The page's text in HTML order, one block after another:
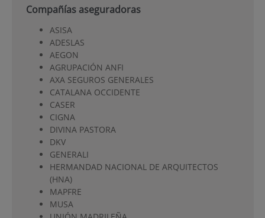
Compañías aseguradoras
ASISA
ADESLAS
AEGON
AGRUPACIÓN ANFI
AXA SEGUROS GENERALES
CATALANA OCCIDENTE
CASER
CIGNA
DIVINA PASTORA
DKV
GENERALI
HERMANDAD NACIONAL DE ARQUITECTOS
(HNA)
MAPFRE
MUSA